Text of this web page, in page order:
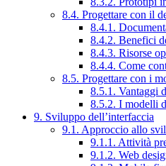
8.4. Progettare con il
8.4.1.
8.4.2. Benefici
8.4.3. Risorse
8.4.4. Come
8.5. Progettare con i
8.5.1. Vantaggi
8.5.2. I modelli
9. Sviluppo dell’interfaccia
9.1. Approccio allo
9.1.1. Attività
9.1.2. Web